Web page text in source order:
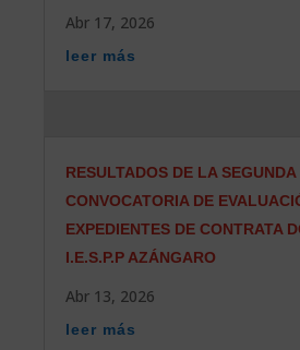
Abr 17, 2026
leer más
RESULTADOS DE LA SEGUNDA
CONVOCATORIA DE
EXPEDIENTES DE CONTRATA
I.E.S.P.P AZÁNGARO
Abr 13, 2026
leer más